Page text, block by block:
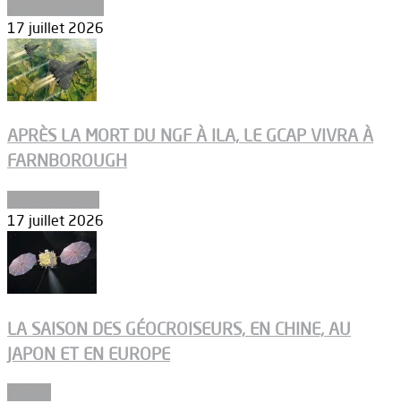
17 juillet 2026
APRÈS LA MORT DU NGF À ILA, LE GCAP VIVRA À
FARNBOROUGH
17 juillet 2026
LA SAISON DES GÉOCROISEURS, EN CHINE, AU
JAPON ET EN EUROPE